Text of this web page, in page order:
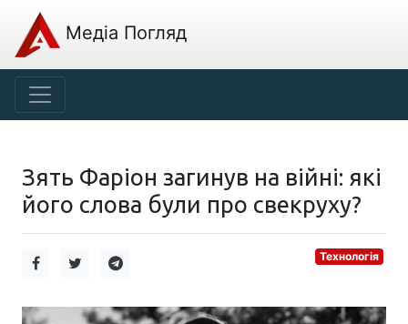
Медіа Погляд
Зять Фаріон загинув на війні: які
його слова були про свекруху?
Технологія